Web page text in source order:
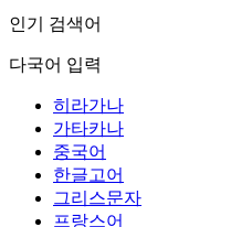
인기 검색어
다국어 입력
히라가나
가타카나
중국어
한글고어
그리스문자
프랑스어